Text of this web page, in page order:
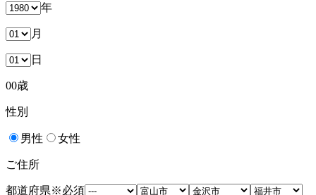
年
月
日
00歳
性別
男性 女性
ご住所
都道府県※必須